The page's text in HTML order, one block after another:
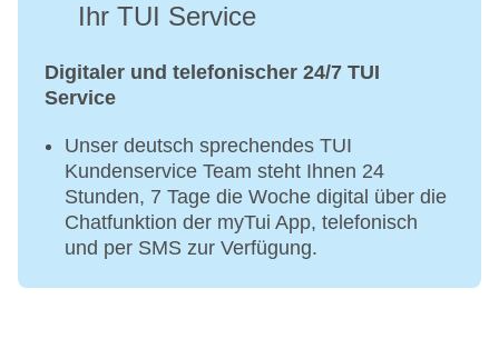
Ihr TUI Service
Digitaler und telefonischer 24/7 TUI
Service
Unser deutsch sprechendes TUI
Kundenservice Team steht Ihnen 24
Stunden, 7 Tage die Woche digital über die
Chatfunktion der myTui App, telefonisch
und per SMS zur Verfügung.